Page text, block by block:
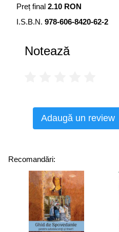
Preț final 2.10 RON
I.S.B.N. 978-606-8420-62-2
Notează
Adaugă un review
Recomandări: